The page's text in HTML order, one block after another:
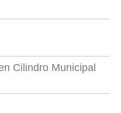
Cilindro Municipal